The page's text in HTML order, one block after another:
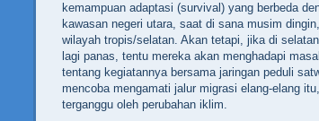
kemampuan adaptasi (survival) yang berbeda
kawasan negeri utara, saat di sana musim
wilayah tropis/selatan. Akan tetapi, jika di
lagi panas, tentu mereka akan menghadapi
tentang kegiatannya bersama jaringan peduli
mencoba mengamati jalur migrasi elang-elang
terganggu oleh perubahan iklim.